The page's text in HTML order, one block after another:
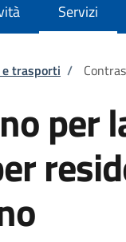
Servizi
trasporti /
per